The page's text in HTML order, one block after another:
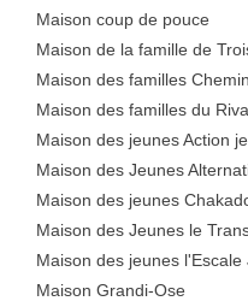
Maison coup de pouce
Maison de la famille de
Maison des familles
Maison des familles du
Maison des jeunes Action
Maison des Jeunes
Maison des jeunes
Maison des Jeunes le
Maison des jeunes
Maison Grandi-Ose